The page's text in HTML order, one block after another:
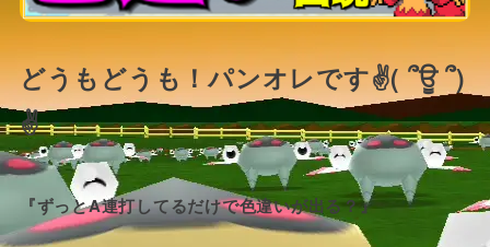
どうもどうも！パンオレです✌( ՞ਊ ՞)
✌
『ずっとA連打してるだけで色違いが出る？』